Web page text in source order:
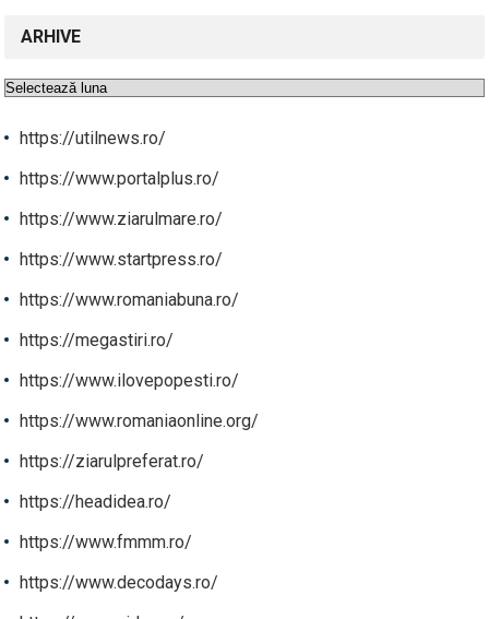
ARHIVE
Arhive
https://utilnews.ro/
https://www.portalplus.ro/
https://www.ziarulmare.ro/
https://www.startpress.ro/
https://www.romaniabuna.ro/
https://megastiri.ro/
https://www.ilovepopesti.ro/
https://www.romaniaonline.org/
https://ziarulpreferat.ro/
https://headidea.ro/
https://www.fmmm.ro/
https://www.decodays.ro/